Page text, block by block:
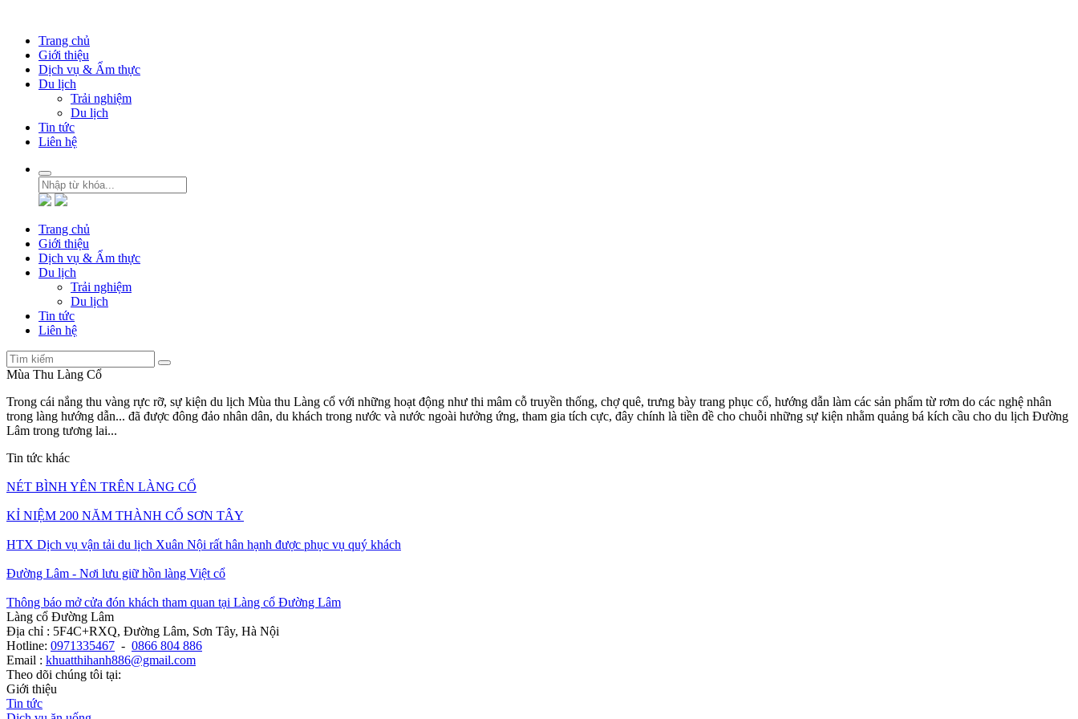
Trang chủ
Giới thiệu
Dịch vụ & Ẩm thực
Du lịch
Trải nghiệm
Du lịch
Tin tức
Liên hệ
Trang chủ
Giới thiệu
Dịch vụ & Ẩm thực
Du lịch
Trải nghiệm
Du lịch
Tin tức
Liên hệ
Mùa Thu Làng Cổ
Trong cái nắng thu vàng rực rỡ, sự kiện du lịch Mùa thu Làng cổ với những hoạt động như thi mâm cỗ truyền thống, chợ quê, trưng bày trang phục cổ, hướng dẫn làm các sản phẩm từ rơm do các nghệ nhân
trong làng hướng dẫn... đã được đông đảo nhân dân, du khách trong nước và nước ngoài hưởng ứng, tham gia tích cực, đây chính là tiền đề cho chuỗi những sự kiện nhằm quảng bá kích cầu cho du lịch Đường
Lâm trong tương lai...
Tin tức khác
NÉT BÌNH YÊN TRÊN LÀNG CỔ
KỈ NIỆM 200 NĂM THÀNH CỔ SƠN TÂY
HTX Dịch vụ vận tải du lịch Xuân Nội rất hân hạnh được phục vụ quý khách
Đường Lâm - Nơi lưu giữ hồn làng Việt cổ
Thông báo mở cửa đón khách tham quan tại Làng cổ Đường Lâm
Làng cổ Đường Lâm
Địa chỉ : 5F4C+RXQ, Đường Lâm, Sơn Tây, Hà Nội
Hotline: 0971335467 - 0866 804 886
Email : khuatthihanh886@gmail.com
Theo dõi chúng tôi tại:
Giới thiệu
Tin tức